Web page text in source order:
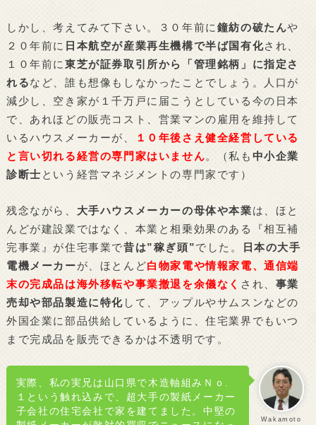
しかし、考えてみて下さい。３０年前に 鐘紡の破たんや
２０年前に 日本航空が産業再生機構で半ば国有化され、
１０年前に 東芝が証券取引所から「管理銘柄」に指定さ
れるなど、誰も想像もしなかったことでしょう。人口が
減少し、空き家が１千万戸に届こうとしている今の日本
で、あれほどの販売コスト、営業マンの雇用を維持して
いるハウスメーカーが、
１０年後さえ健全経営している
と言い切れる経営の専門家はいません。（私も 中小企業
診断士 という経営マネジメントの専門家です）
残念ながら、 大手ハウスメーカーの母体や本業は、ほと
んどが建設業ではなく、本業と相乗効果のある『相互補
完事業』が住宅事業で昔は”稼ぎ頭”でした。
日本の大手
電機メーカーが、ほとんど白物家電や情報家電、通信端
末の完成品は海外移転や事業撤退を余儀なく され、 事業
売却や部品製造に特化 して、アップルやサムスンなどの
外国企業に部品供給しているように、住宅業界でもいつ
まで完成品を販売できるかは不透明です。
Wakamoto
実際、私の実兄は山口県で木造軸組みＮｏ.
１という触れ込みで、超大手の製紙メーカー
子会社の住宅会社で家を建てました。中堅の